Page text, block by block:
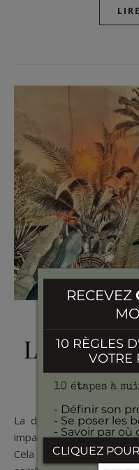
La déco,
la santé
La décoration intérieure de votre maison peut avoir un
impact significatif sur
Cela peut sembler